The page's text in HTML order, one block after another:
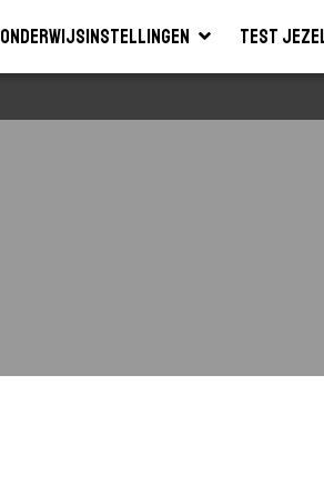
Onderwijsinstellingen Test